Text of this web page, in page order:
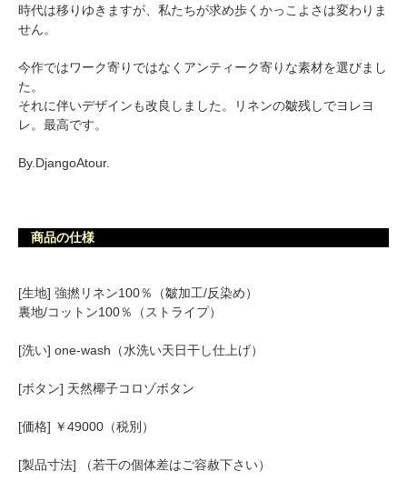
時代は移りゆきますが、私たちが求め歩くかっこよさは変わりま
せん。
今作ではワーク寄りではなくアンティーク寄りな素材を選びまし
た。
それに伴いデザインも改良しました。リネンの皺残しでヨレヨ
レ。最高です。
By.DjangoAtour.
商品の仕様
[生地] 強撚リネン100％（皺加工/反染め）
裏地/コットン100％（ストライプ）
[洗い] one-wash（水洗い天日干し仕上げ）
[ボタン] 天然椰子コロゾボタン
[価格] ￥49000（税別）
[製品寸法] （若干の個体差はご容赦下さい）